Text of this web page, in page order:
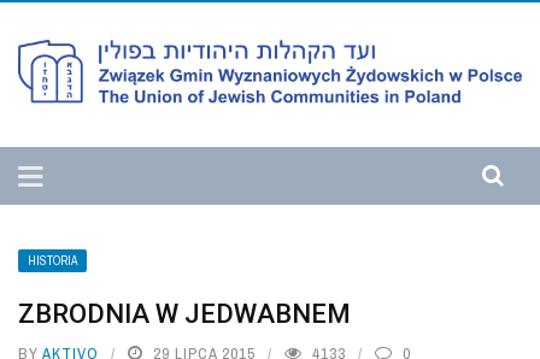
HISTORIA
ZBRODNIA W JEDWABNEM
BY AKTIVO 29 LIPCA 2015 4133 0